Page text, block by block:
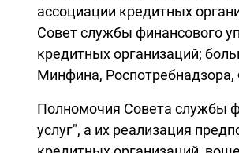
ассоциации кредитных
Совет службы финансового
кредитных организаций;
Минфина,
Полномочия Совета службы
услуг", а их реализация